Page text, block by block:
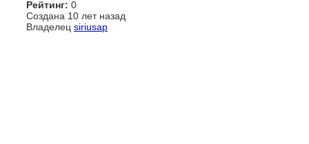
Рейтинг: 0
Создана 10 лет назад
Владелец siriusap